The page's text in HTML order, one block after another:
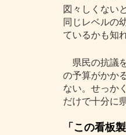
図々しくない
同じレベルの
ているかも知
県民の抗議
の予算がかか
ない。せっか
だけで十分に
「この看板